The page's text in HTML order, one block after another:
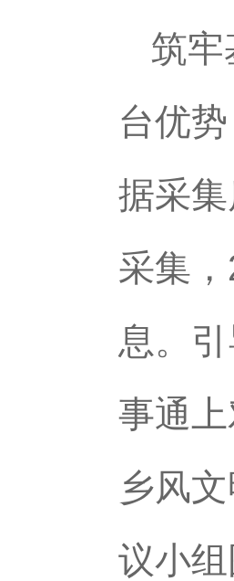
筑牢
台优
据采
采集
息。
事通
乡风
议小